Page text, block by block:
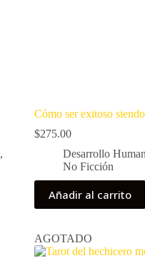
,
Cómo ser exitoso
$275.00
Desarrollo
No Ficción
Añadir al carrito
AGOTADO